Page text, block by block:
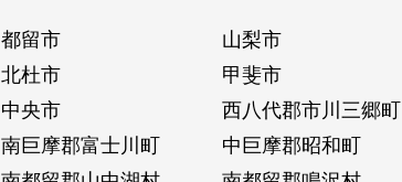
都留市 山梨市
北杜市 甲斐市
中央市 西八代郡市川三郷町
南巨摩郡富士川町 中巨摩郡昭和町